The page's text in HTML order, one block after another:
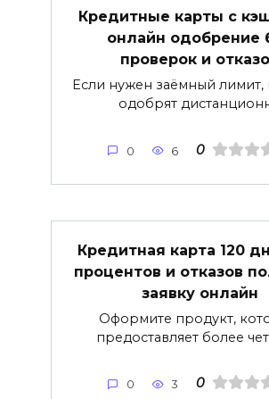
Кредитные карты с
онлайн одобрение
проверок и
Если нужен заёмный лимит,
одобрят
0 6 0
Кредитная карта 120
процентов и отказов
заявку онлайн
Оформите продукт,
предоставляет более
0 3 0